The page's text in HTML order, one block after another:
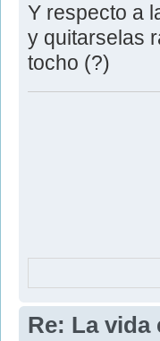
Y respecto a
y quitarselas
tocho (?)
Re: La